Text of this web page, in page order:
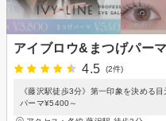
アイブロウ&まつげパー
4.5
(2件)
《藤沢駅徒歩3分》第一印象を決める
パーマ¥5400～